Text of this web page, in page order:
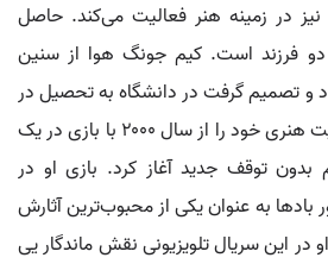
نیز در زمینه هنر فعالیت می‌کند. حاصل
فرزند است. کیم جونگ هوا از سنین
و تصمیم گرفت در دانشگاه به تحصیل در
این رشته بپردازد. او فعالیت هنری خود را از سال ۲۰۰۰ با بازی در یک
بدون توقف جدید آغاز کرد. بازی او در
بادها به عنوان یکی از محبوب‌ترین آثارش
در این سریال تلویزیونی نقش ماندگار یی